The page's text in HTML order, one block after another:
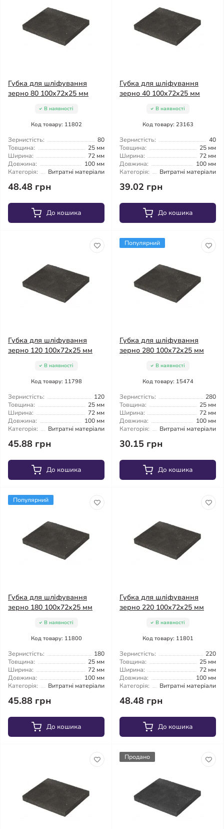
Губка для шліфування
зерно 80 100x72x25 мм
В наявності
Код товару: 11802
Зернистість:
80
Товщина:
25 мм
Ширина:
72 мм
Довжина:
100 мм
Категорія:
Витратні матеріали
48.48 грн
До кошика
Губка для шліфування
зерно 40 100x72x25 мм
В наявності
Код товару: 23163
Зернистість:
40
Товщина:
25 мм
Ширина:
72 мм
Довжина:
100 мм
Категорія:
Витратні матеріали
39.02 грн
До кошика
Губка для шліфування
зерно 120 100x72x25 мм
В наявності
Код товару: 11798
Зернистість:
120
Товщина:
25 мм
Ширина:
72 мм
Довжина:
100 мм
Категорія:
Витратні матеріали
45.88 грн
До кошика
Популярний
Губка для шліфування
зерно 280 100x72x25 мм
В наявності
Код товару: 15474
Зернистість:
280
Товщина:
25 мм
Ширина:
72 мм
Довжина:
100 мм
Категорія:
Витратні матеріали
30.15 грн
До кошика
Популярний
Губка для шліфування
зерно 180 100x72x25 мм
В наявності
Код товару: 11800
Зернистість:
180
Товщина:
25 мм
Ширина:
72 мм
Довжина:
100 мм
Категорія:
Витратні матеріали
45.88 грн
До кошика
Губка для шліфування
зерно 220 100x72x25 мм
В наявності
Код товару: 11801
Зернистість:
220
Товщина:
25 мм
Ширина:
72 мм
Довжина:
100 мм
Категорія:
Витратні матеріали
48.48 грн
До кошика
Продано